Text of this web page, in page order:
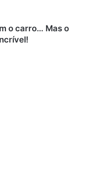
o carro… Mas o